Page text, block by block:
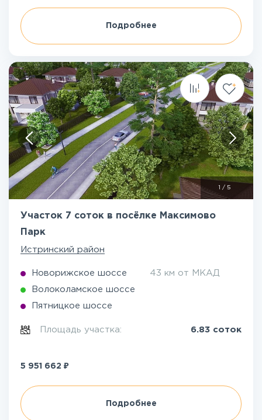
Подробнее
/ 5
Участок 7 соток в посёлке Максимово
Парк
Истринский район
Новорижское шоссе 43 км от МКАД
Волоколамское шоссе
Пятницкое шоссе
Площадь участка: 6.83 соток
5 951 662 ₽
Подробнее